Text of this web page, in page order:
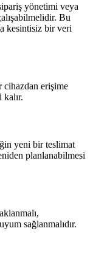
yönetimi veya
Bu
kesintisiz bir veri
cihazdan erişime
kalır.
yeni bir teslimat
planlanabilmesi
sağlanmalıdır.